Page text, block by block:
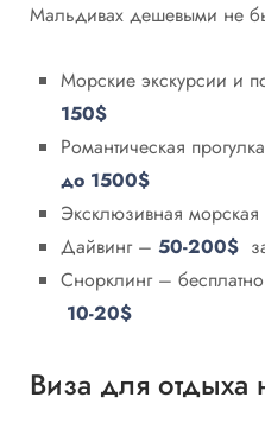
Мальдивах дешевыми не
Морские экскурсии и
150$
Романтическая
до 1500$
Эксклюзивная
Дайвинг – 50-200$
Снорклинг –
10-20$
Виза для отдыха